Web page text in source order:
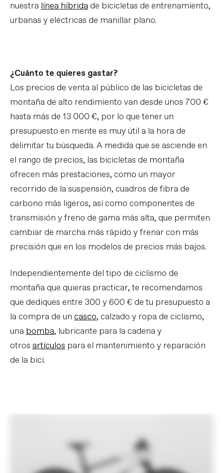
nuestra línea híbridade bicicletas de entrenamiento,
urbanas y eléctricas de manillar plano.
¿Cuánto te quieres gastar?
Los precios de venta al público de las bicicletas de
montaña de alto rendimiento van desde unos 700 €
hasta más de 13 000 €, por lo que tener un
presupuesto en mente es muy útil a la hora de
delimitar tu búsqueda. A medida que se asciende en
el rango de precios, las bicicletas de montaña
ofrecen más prestaciones, como un mayor
recorrido de la suspensión, cuadros de fibra de
carbono más ligeros, así como componentes de
transmisión y freno de gama más alta, que permiten
cambiar de marcha más rápido y frenar con más
precisión que en los modelos de precios más bajos.
Independientemente del tipo de ciclismo de
montaña que quieras practicar, te recomendamos
que dediques entre 300 y 600 € de tu presupuesto a
la compra de un casco, calzado y ropa de ciclismo,
una bomba, lubricante para la cadena y
otros artículos para el mantenimiento y reparación
de la bici.